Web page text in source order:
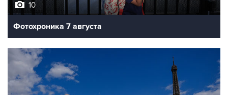
10
Фотохроника 7 августа